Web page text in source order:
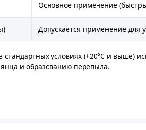
Основное применение
Допускается применение для
стандартных условиях (+20°C и выше)
и образованию перепыла.